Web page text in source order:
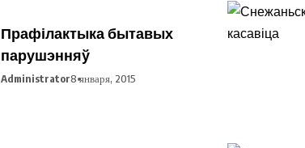
Прафілактыка бытавых
парушэнняў
Administrator8 января, 2015